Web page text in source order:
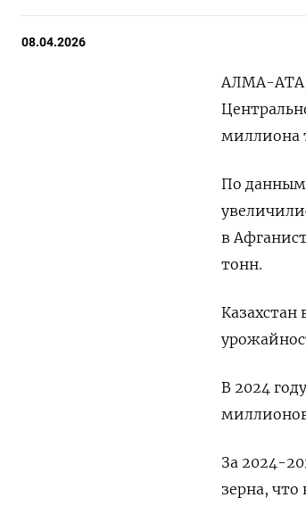
08.04.2026
АЛМА-АТА,
миллиона
По данным
в
тонн.
Казахстан
В ​2024
За 2024-
зерна,